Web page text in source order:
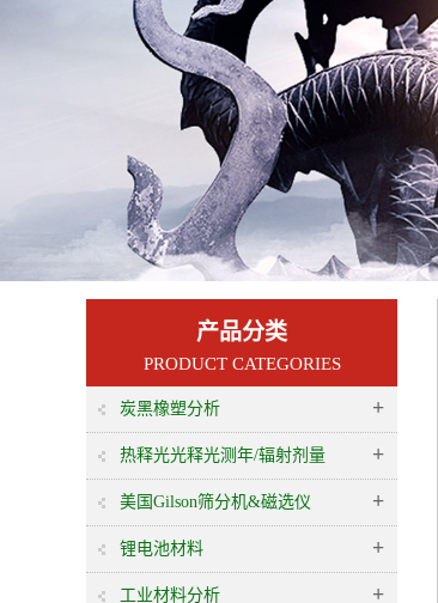
产品分类
PRODUCT CATEGORIES
炭黑橡塑分析 +
热释光光释光测年/辐射剂量 +
美国Gilson筛分机&磁选仪 +
锂电池材料 +
工业材料分析 +